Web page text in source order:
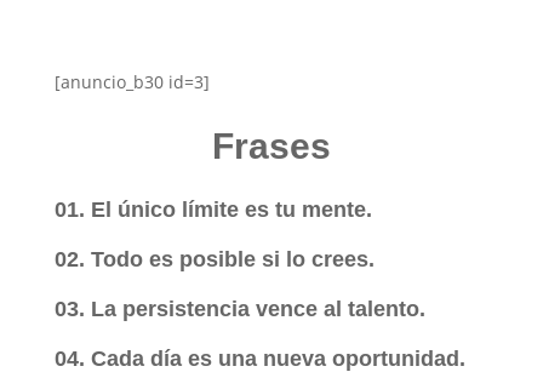
[anuncio_b30 id=3]
Frases
01. El único límite es tu mente.
02. Todo es posible si lo crees.
03. La persistencia vence al talento.
04. Cada día es una nueva oportunidad.